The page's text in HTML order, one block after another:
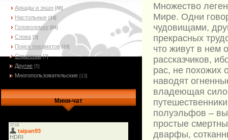
Аркады и экшн [86]
Настольные [14]
Головоломки [64]
Слова [5]
Поиск предметов [23]
Стратегии [7]
Другие [5]
Многопользовательские [13]
Мини-чат
Множество
Мире. Одни
чудовищами,
прекрасных
что живут в нем
рассказчиков,
рас, не похожих
наводят
владеющая
полуэльфов –
простые
дварфы,